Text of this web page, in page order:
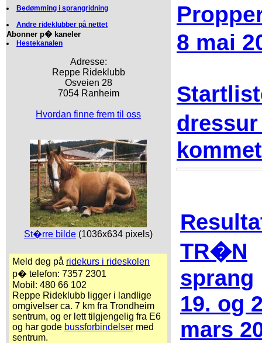
Bedømming i sprangridning
Andre rideklubber på nettet
Abonner p� kaneler
Hestekanalen
Adresse:
Reppe Rideklubb
Osveien 28
7054 Ranheim
Hvordan finne frem til oss
St�rre bilde (1036x634 pixels)
Meld deg på ridekurs i rideskolen
p� telefon: 7357 2301
Mobil: 480 66 102
Reppe Rideklubb ligger i landlige
omgivelser ca. 7 km fra Trondheim
sentrum, og er lett tilgjengelig fra E6
og har gode bussforbindelser med
sentrum.
8 mai
TR�N
sprang
19. og
mars